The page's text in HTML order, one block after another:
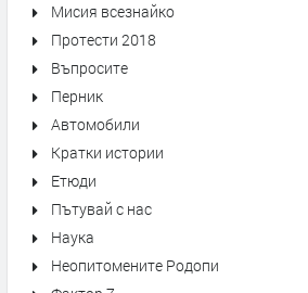
Мисия всезнайко
Протести 2018
Въпросите
Перник
Автомобили
Кратки истории
Етюди
Пътувай с нас
Наука
Неопитомените Родопи